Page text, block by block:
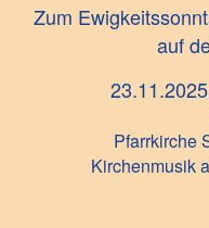
Zum
auf
Pfarrkirche
Kirchenmusik